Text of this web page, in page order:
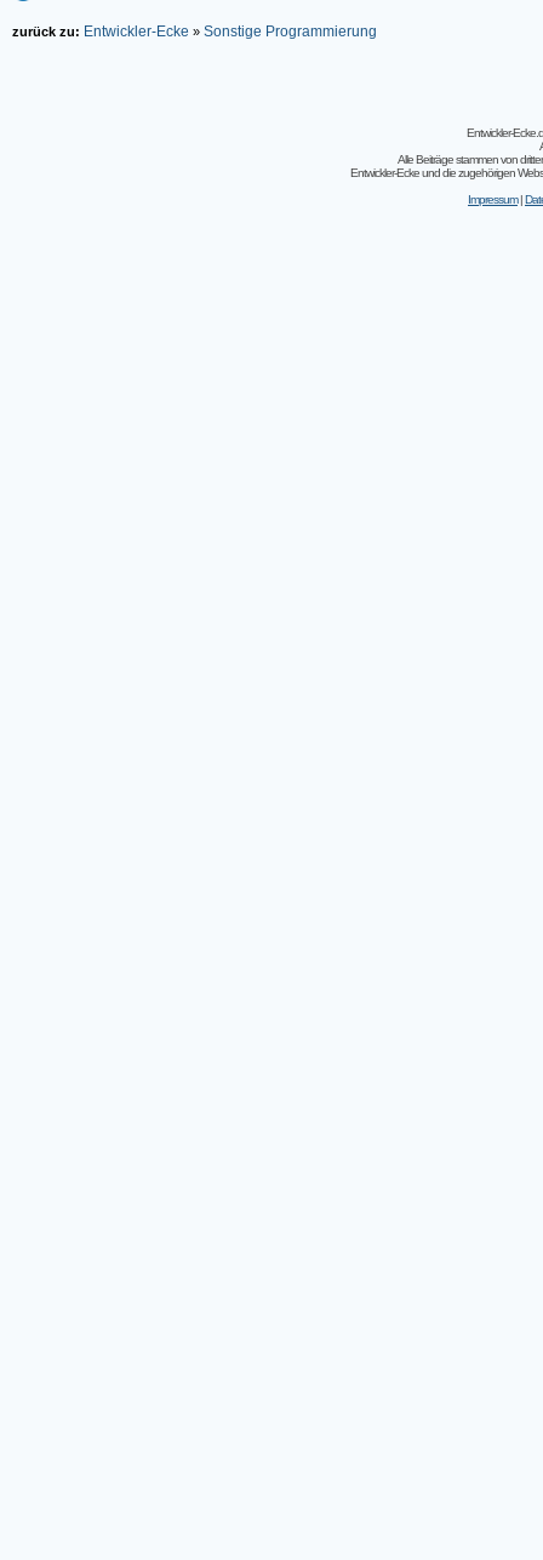
zurück zu: Entwickler-Ecke » Sonstige Programmierung
Entwickler-
Alle Beiträge stammen von
Entwickler-Ecke und die zugehörigen
Impressum|